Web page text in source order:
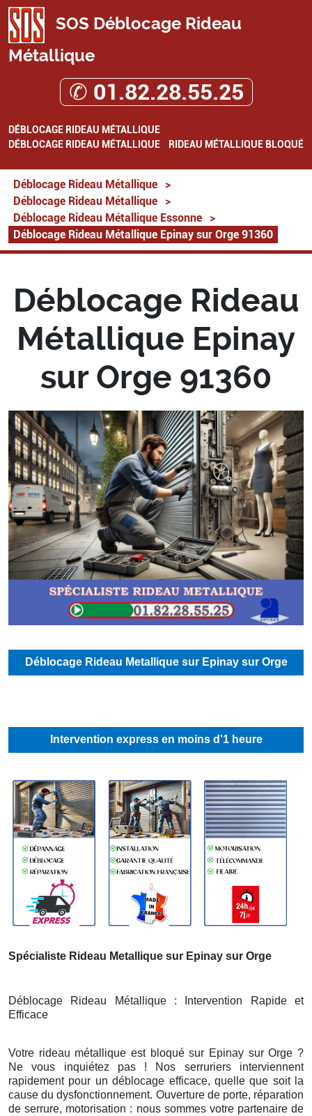
SOS Déblocage Rideau
Métallique
✆ 01.82.28.55.25
DÉBLOCAGE RIDEAU MÉTALLIQUE
DÉBLOCAGE RIDEAU MÉTALLIQUE
RIDEAU MÉTALLIQUE BLOQUÉ
Déblocage Rideau Métallique
>
Déblocage Rideau Métallique
>
Déblocage Rideau Métallique Essonne
>
Déblocage Rideau Métallique Epinay sur Orge 91360
Déblocage Rideau
Métallique Epinay
sur Orge 91360
Déblocage Rideau Metallique sur Epinay sur Orge
Intervention express en moins d'1 heure
Spécialiste Rideau Metallique sur Epinay sur Orge
Déblocage Rideau Métallique : Intervention Rapide et
Efficace
Votre rideau métallique est bloqué sur Epinay sur Orge ?
Ne vous inquiétez pas ! Nos serruriers interviennent
rapidement pour un déblocage efficace, quelle que soit la
cause du dysfonctionnement. Ouverture de porte, réparation
de serrure, motorisation : nous sommes votre partenaire de